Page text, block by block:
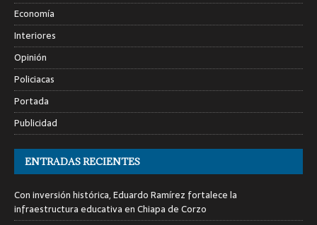
Economía
Interiores
Opinión
Policiacas
Portada
Publicidad
ENTRADAS RECIENTES
Con inversión histórica, Eduardo Ramírez fortalece la
infraestructura educativa en Chiapa de Corzo